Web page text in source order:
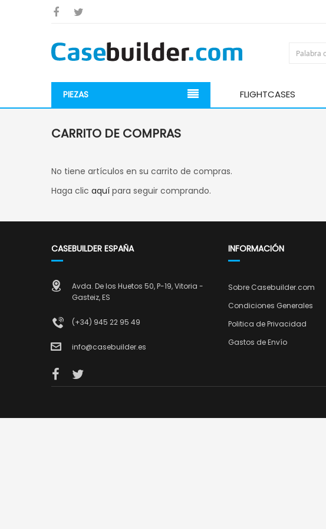
PIEZAS FLIGHTCASES
CARRITO DE COMPRAS
No tiene artículos en su carrito de compras.
Haga clic aquí para seguir comprando.
CASEBUILDER ESPAÑA
Avda. De los Huetos 50, P-19, Vitoria -
Gasteiz, ES
(+34) 945 22 95 49
info@casebuilder.es
INFORMACIÓN
Sobre Casebuilder.com
Condiciones Generales
Politica de Privacidad
Gastos de Envío